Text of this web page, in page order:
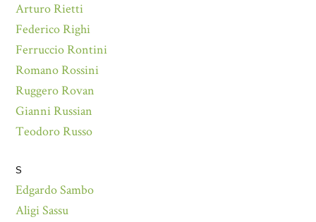
Arturo Rietti
Federico Righi
Ferruccio Rontini
Romano Rossini
Ruggero Rovan
Gianni Russian
Teodoro Russo
S
Edgardo Sambo
Aligi Sassu